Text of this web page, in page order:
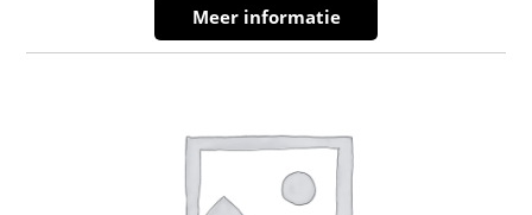
Meer informatie